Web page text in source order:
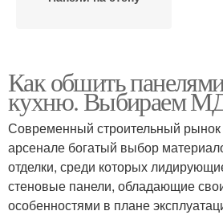
Как обшить
кухню. Выбираем
Современный строительный
арсенале богатый выбор
отделки, среди которых
стеновые панели, обладающие
особенностями в плане